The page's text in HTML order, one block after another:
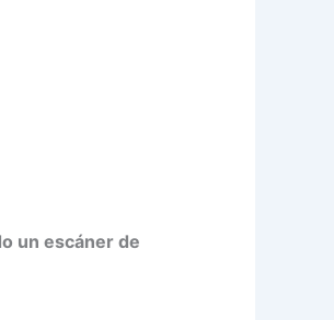
un escáner de